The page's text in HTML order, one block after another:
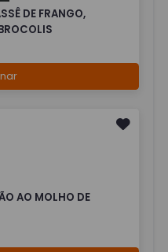
DE FRANGO,
AO MOLHO DE